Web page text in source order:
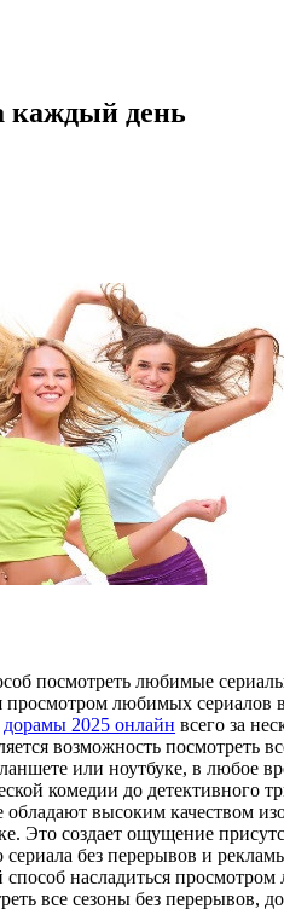
каждый день
посмотреть любимые
просмотром любимых
дорамы 2025 онлайн всего за
возможность посмотреть
или ноутбуке, в
комедии до детективного
высоким качеством
Это создает ощущение
без перерывов и
насладиться
все сезоны без перерывов,